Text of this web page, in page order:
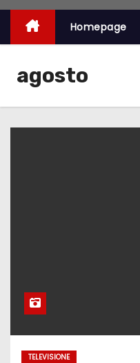
n
e
t
Homepage
agosto
TELEVISIONE